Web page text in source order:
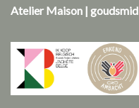
Atelier Maison | goudsmid